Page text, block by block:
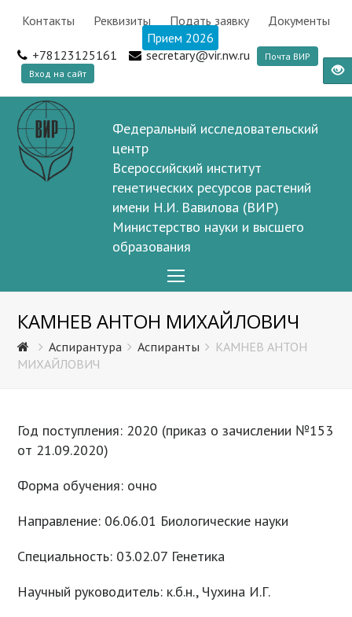
Контакты Реквизиты Подать заявку
Документы
Прием 2026
+78123125161
secretary@vir.nw.ru
Почта ВИР
Вход на сайт
Федеральный исследовательский
центр
Всероссийский институт
генетических ресурсов растений
имени Н.И. Вавилова (ВИР)
Министерство науки и высшего
образования
Menu
КАМНЕВ АНТОН МИХАЙЛОВИЧ
Аспирантура Аспиранты
КАМНЕВ АНТОН
МИХАЙЛОВИЧ
Год поступления: 2020 (приказ о зачислении №153
от 21.09.2020)
Форма обучения: очно
Направление: 06.06.01 Биологические науки
Специальность: 03.02.07 Генетика
Научный руководитель: к.б.н., Чухина И.Г.